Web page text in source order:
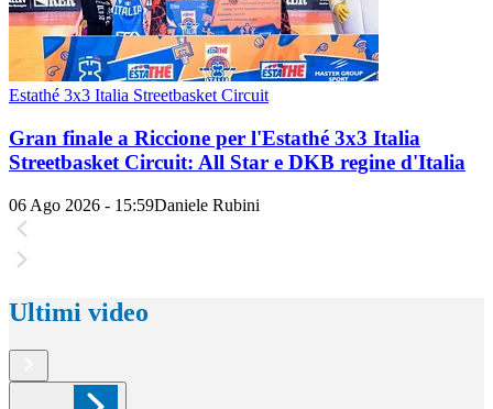
Estathé 3x3 Italia Streetbasket Circuit
Gran finale a Riccione per l'Estathé 3x3 Italia
Streetbasket Circuit: All Star e DKB regine d'Italia
06 Ago 2026 - 15:59Daniele Rubini
Ultimi video